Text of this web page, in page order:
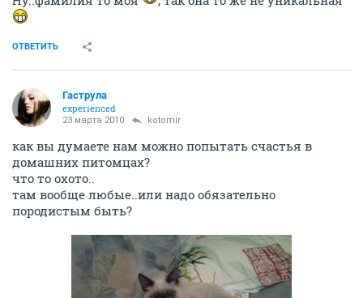
ОТВЕТИТЬ
Гаструла
experienced
23 марта 2010 kotomir
как вы думаете нам можно попытать счастья в
домашних питомцах?
что то охото..
там вообще любые..или надо обязательно
породистым быть?